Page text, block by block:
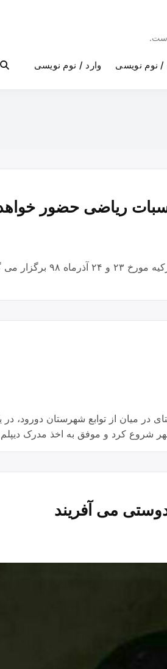
است.
/ نوم نویسی وارد / نوم نویسی
ریاضی حضور
مریم محمودی در مسابقات
شهیددورود…. ✍شهید محمد طونی در سال ۱۳۳۶ در روستای در
شروع کرد و موفق به اخذ مدرک
می آفریند